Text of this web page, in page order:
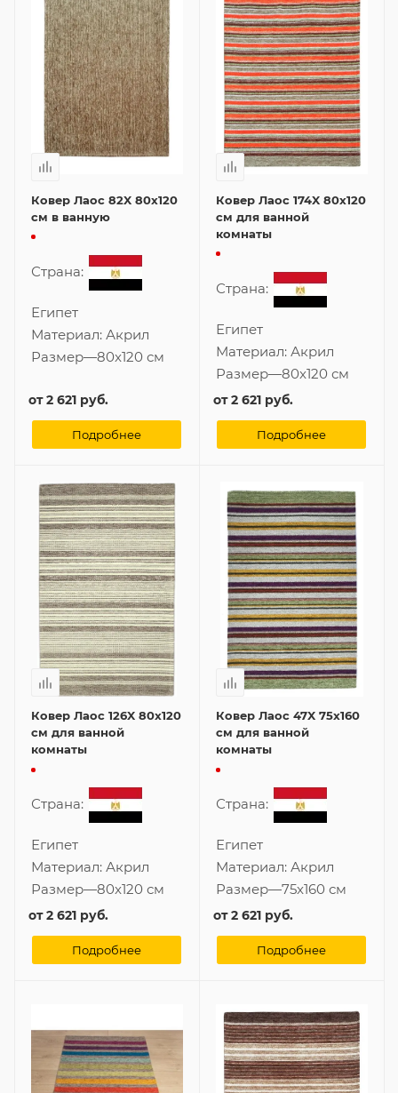
Ковер Лаос 82X 80x120
см в ванную
Страна:
Египет
Материал: Акрил
Размер—80x120 см
от2 621 руб.
Подробнее
Ковер Лаос 174X 80x120
см для ванной
комнаты
Страна:
Египет
Материал: Акрил
Размер—80x120 см
от2 621 руб.
Подробнее
Ковер Лаос 126X 80x120
см для ванной
комнаты
Страна:
Египет
Материал: Акрил
Размер—80x120 см
от2 621 руб.
Подробнее
Ковер Лаос 47X 75x160
см для ванной
комнаты
Страна:
Египет
Материал: Акрил
Размер—75x160 см
от2 621 руб.
Подробнее